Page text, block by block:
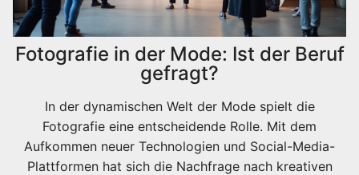
Fotografie in der Mode: Ist der Beruf
gefragt?
In der dynamischen Welt der Mode spielt die
Fotografie eine entscheidende Rolle. Mit dem
Aufkommen neuer Technologien und Social-Media-
Plattformen hat sich die Nachfrage nach kreativen